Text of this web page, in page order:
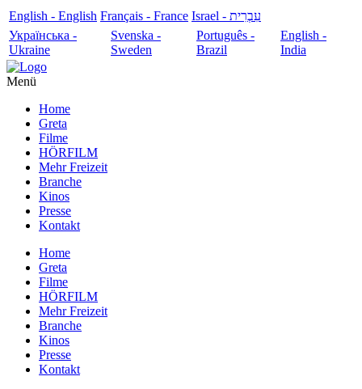
English - English Français - France
עִבְרִית - Israel
Українська -
Ukraine
Svenska -
Sweden
Português -
Brazil
English -
India
Menü
Home
Greta
Filme
HÖRFILM
Mehr Freizeit
Branche
Kinos
Presse
Kontakt
Home
Greta
Filme
HÖRFILM
Mehr Freizeit
Branche
Kinos
Presse
Kontakt